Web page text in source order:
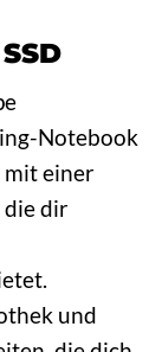
Notebook
mit einer
die dir
und